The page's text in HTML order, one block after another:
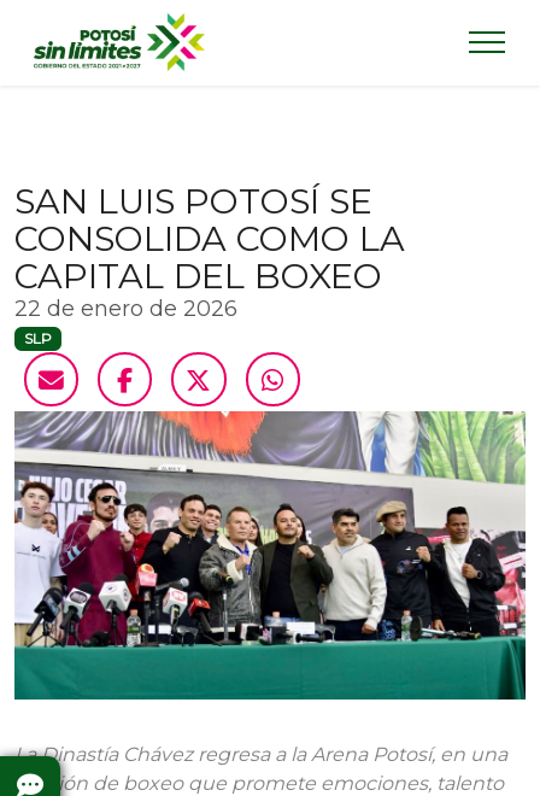
SAN LUIS POTOSÍ SE
CONSOLIDA COMO LA
CAPITAL DEL BOXEO
22 de enero de 2026
SLP
La Dinastía Chávez regresa a la Arena Potosí, en una
función de boxeo que promete emociones, talento